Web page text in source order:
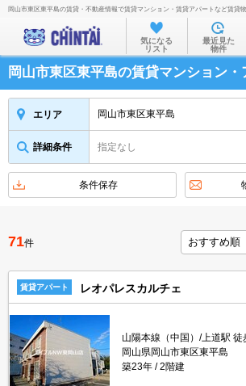
お部屋を探す
沿線・駅から
住所から
家賃相場から
物件特集から
不動産会社か
TOP
岡山市東区東平島の賃貸・不動産情報で賃貸マンション・賃貸アパートなど賃貸
気になる
リスト
最近見た
物件
岡山市東区東平島の賃貸マンション
エリア 岡山市東区東平島
詳細条件 指定なし
条件保存
71件
賃貸アパート レオパレスカルチェ
山陽本線（中国）/上道駅 徒
岡山県岡山市東区東平島
築23年
2階建